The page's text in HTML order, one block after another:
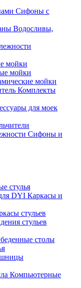
Сифоны с
Водосливы,
мойки
мойки
мойки
Комплекты
для моек
Сифоны и
стулья
Каркасы и
стульев
стульев
столы
Компьютерные